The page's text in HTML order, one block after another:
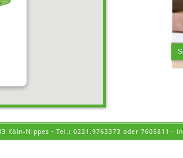
Köln-Nippes · Tel.: 0221.9763373 oder 7605811 ·